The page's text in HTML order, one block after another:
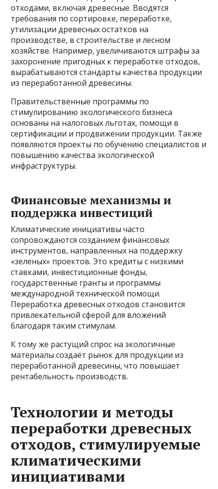
отходами, включая древесные. Вводятся
требования по сортировке, переработке,
утилизации древесных остатков на
производстве, в строительстве и лесном
хозяйстве. Например, увеличиваются штрафы за
захоронение пригодных к переработке отходов,
вырабатываются стандарты качества продукции
из переработанной древесины.
Правительственные программы по
стимулированию экологического бизнеса
основаны на налоговых льготах, помощи в
сертификации и продвижении продукции. Также
появляются проекты по обучению специалистов и
повышению качества экологической
инфраструктуры.
Финансовые механизмы и
поддержка инвестиций
Климатические инициативы часто
сопровождаются созданием финансовых
инструментов, направленных на поддержку
«зеленых» проектов. Это кредиты с низкими
ставками, инвестиционные фонды,
государственные гранты и программы
международной технической помощи.
Переработка древесных отходов становится
привлекательной сферой для вложений
благодаря таким стимулам.
К тому же растущий спрос на экологичные
материалы создаёт рынок для продукции из
переработанной древесины, что повышает
рентабельность производств.
Технологии и методы
переработки древесных
отходов, стимулируемые
климатическими
инициативами